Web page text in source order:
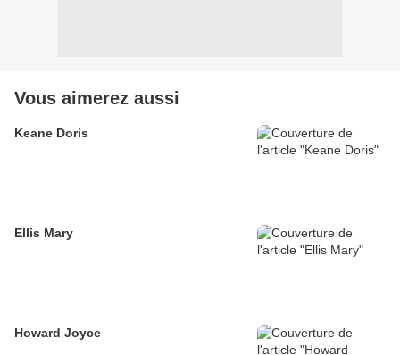
Vous aimerez aussi
Keane Doris
Ellis Mary
Howard Joyce